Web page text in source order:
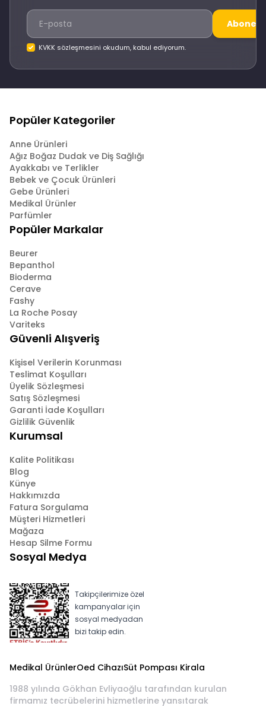
Abone
KVKK sözleşmesini okudum, kabul ediyorum.
Popüler Kategoriler
Anne Ürünleri
Ağız Boğaz Dudak ve Diş Sağlığı
Ayakkabı ve Terlikler
Bebek ve Çocuk Ürünleri
Gebe Ürünleri
Medikal Ürünler
Parfümler
Popüler Markalar
Beurer
Bepanthol
Bioderma
Cerave
Fashy
La Roche Posay
Variteks
Güvenli Alışveriş
Kişisel Verilerin Korunması
Teslimat Koşulları
Üyelik Sözleşmesi
Satış Sözleşmesi
Garanti İade Koşulları
Gizlilik Güvenlik
Kurumsal
Kalite Politikası
Blog
Künye
Hakkımızda
Fatura Sorgulama
Müşteri Hizmetleri
Mağaza
Hesap Silme Formu
Sosyal Medya
Takipçilerimize özel
kampanyalar için
sosyal medyadan
bizi takip edin.
Medikal ÜrünlerOed CihazıSüt Pompası Kirala
1988 yılında Gökhan Evliyaoğlu tarafından kurulan
firmamız tecrübelerini hizmetlerine yansıtarak